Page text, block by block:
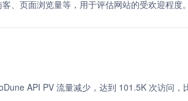
、页面浏览量等，用于评估网站的受欢迎程
API PV 流量减少，达到 101.5K 次访问